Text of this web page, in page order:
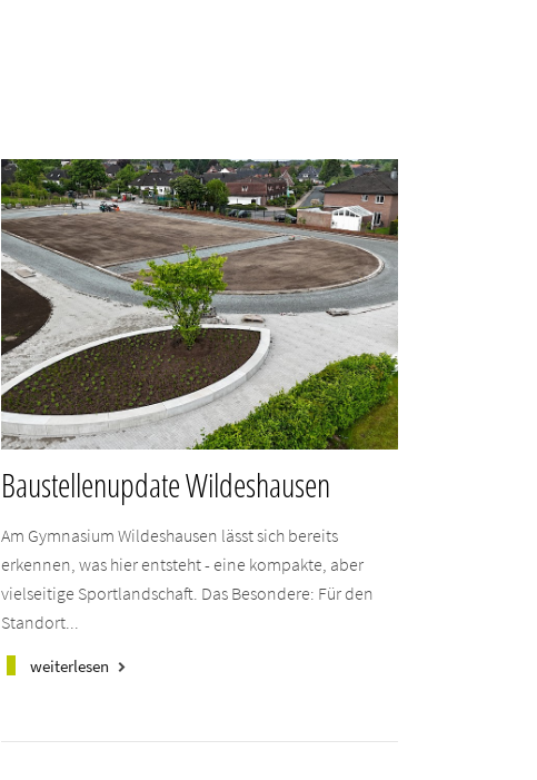
Baustellenupdate Wildeshausen
Am Gymnasium Wildeshausen lässt sich bereits
erkennen, was hier entsteht - eine kompakte, aber
vielseitige Sportlandschaft. Das Besondere: Für den
Standort...
weiterlesen keyboard_arrow_right